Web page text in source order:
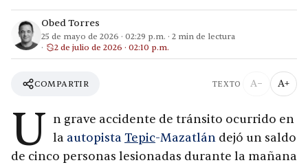
Obed Torres
25 de mayo de 2026 · 02:29 p.m. · 2 min de lectura
2 de julio de 2026 · 02:10 p.m.
COMPARTIR TEXTO A− A+
U n grave accidente de tránsito ocurrido en
la autopista Tepic-Mazatlán dejó un saldo
de cinco personas lesionadas durante la mañana